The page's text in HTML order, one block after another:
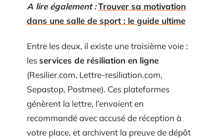
A lire également :Trouver sa motivation
dans une salle de sport : le guide ultime
Entre les deux, il existe une troisième voie :
lesservices de résiliation en ligne
(Resilier.com, Lettre-resiliation.com,
Sepastop, Postmee). Ces plateformes
génèrent la lettre, l’envoient en
recommandé avec accusé de réception à
votre place, et archivent la preuve de dépôt